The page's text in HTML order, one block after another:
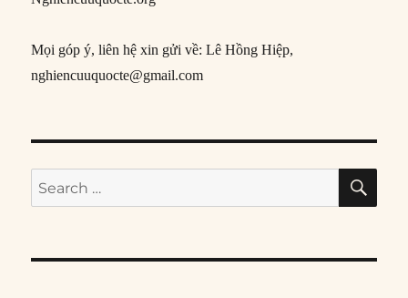
Mọi góp ý, liên hệ xin gửi về: Lê Hồng Hiệp,
nghiencuuquocte@gmail.com
Search
for: